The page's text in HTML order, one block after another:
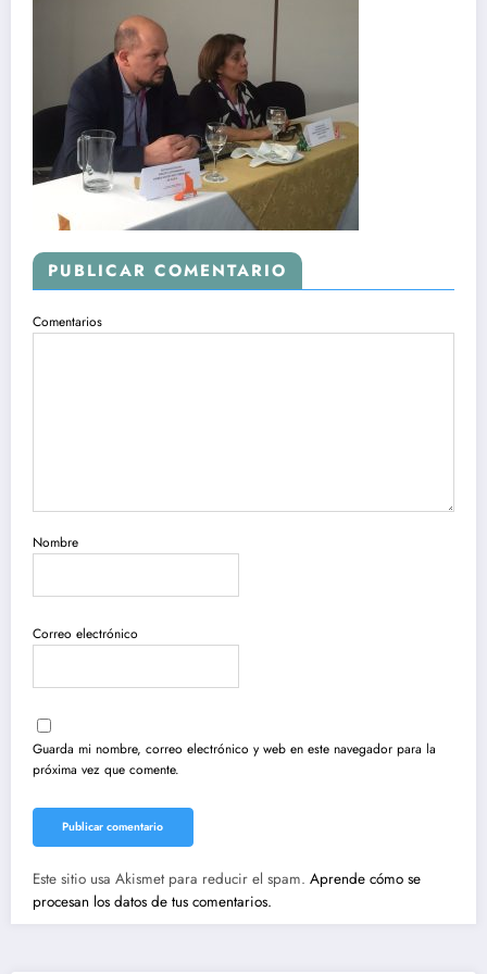
PUBLICAR COMENTARIO
Comentarios
Nombre
Correo electrónico
Guarda mi nombre, correo electrónico y web en este navegador para la
próxima vez que comente.
Este sitio usa Akismet para reducir el spam. Aprende cómo se
procesan los datos de tus comentarios.